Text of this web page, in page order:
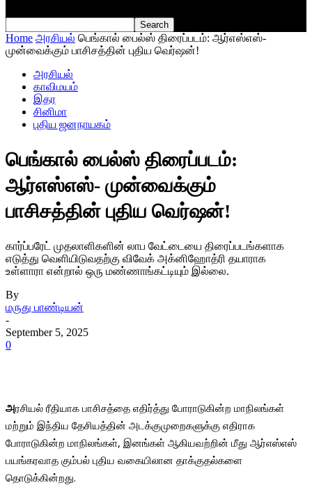
Home அரசியல் பெங்கால் பைல்ஸ் திரைப்படம்: ஆர்எஸ்எஸ்-
முன்வைக்கும் பாசிசத்தின் புதிய வெர்ஷன்!
அரசியல்
காவிமயம்
இதர
சினிமா
புதிய ஜனநாயகம்
பெங்கால் பைல்ஸ் திரைப்படம்:
ஆர்எஸ்எஸ்- முன்வைக்கும்
பாசிசத்தின் புதிய வெர்ஷன்!
கார்ப்பரேட் முதலாளிகளின் லாப வேட்டையை திரைப்படங்களாக
எடுத்து வெளியிடுவதற்கு விவேக் அக்னிஹோத்ரி தயாராக
உள்ளாரா என்றால் ஒரு மண்ணாங்கட்டியும் இல்லை.
By
மருது பாண்டியன்
-
September 5, 2025
0
அரசியல் ரீதியாக பாசிசத்தை எதிர்த்து போராடுகின்ற மாநிலங்கள்
மற்றும் இந்திய தேசியத்தின் அடக்குமுறைகளுக்கு எதிராக
போராடுகின்ற மாநிலங்கள், இனங்கள் ஆகியவற்றின் மீது ஆர்எஸ்எஸ்
பயங்கரவாத கும்பல் புதிய வகையிலான தாக்குதல்களை
தொடுக்கின்றது.